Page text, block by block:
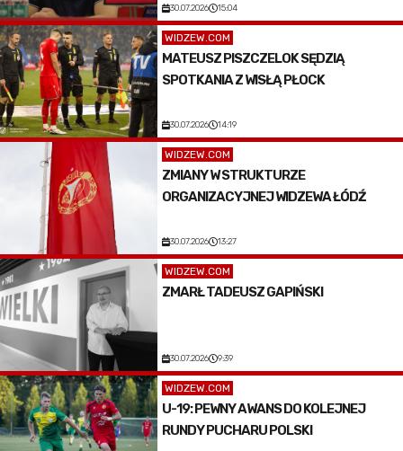
30.07.2026 15:04
WIDZEW.COM
MATEUSZ PISZCZELOK SĘDZIĄ
SPOTKANIA Z WISŁĄ PŁOCK
30.07.2026 14:19
WIDZEW.COM
ZMIANY W STRUKTURZE
ORGANIZACYJNEJ WIDZEWA ŁÓDŹ
30.07.2026 13:27
WIDZEW.COM
ZMARŁ TADEUSZ GAPIŃSKI
30.07.2026 9:39
WIDZEW.COM
U-19: PEWNY AWANS DO KOLEJNEJ
RUNDY PUCHARU POLSKI